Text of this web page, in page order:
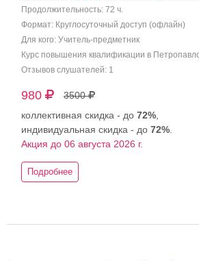
Продолжительность: 72 ч.
Формат: Круглосуточный доступ (офлайн)
Для кого: Учитель-предметник
Курс повышения квалификации в
Отзывов слушателей: 1
980
3500
коллективная скидка - до 72%
индивидуальная скидка - до 72%
Акция до 06 августа 2026 г.
Подробнее